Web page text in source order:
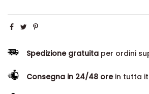
Spedizione gratuita per ordini
Consegna in 24/48 orein tutta